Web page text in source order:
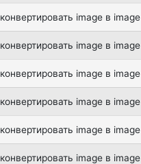
конвертировать image в image
конвертировать image в image
конвертировать image в image
конвертировать image в image
конвертировать image в image
конвертировать image в image